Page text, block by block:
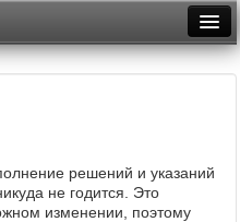
решений и указаний
не годится. Это
изменении, поэтому